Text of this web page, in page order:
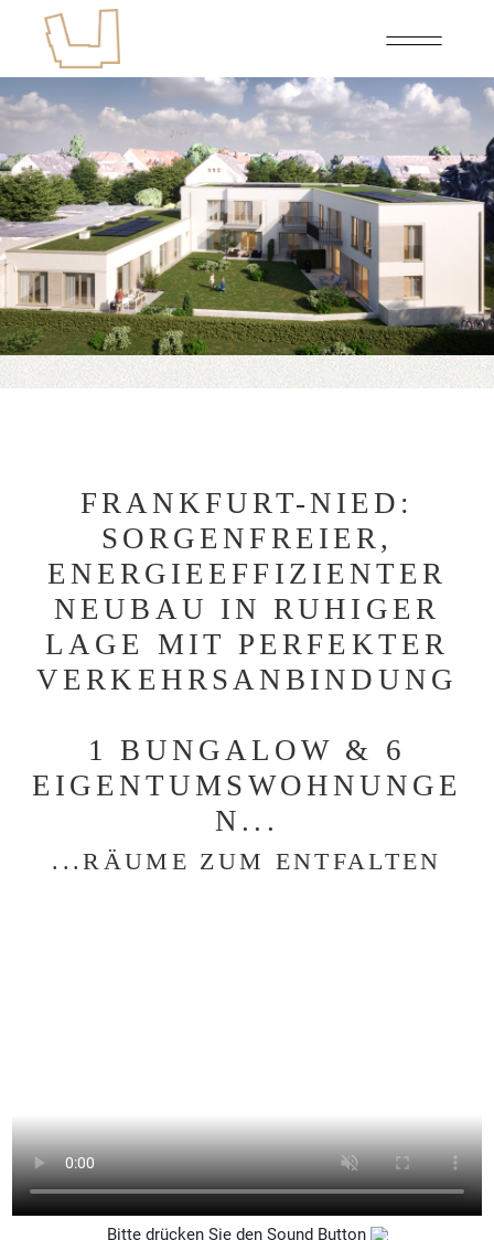
FRANKFURT-NIED:
SORGENFREIER,
ENERGIEEFFIZIENTER
NEUBAU IN RUHIGER
LAGE MIT PERFEKTER
VERKEHRSANBINDUNG
1 BUNGALOW & 6
EIGENTUMSWOHNUNGE
N...
...RÄUME ZUM ENTFALTEN
Bitte drücken Sie den Sound Button